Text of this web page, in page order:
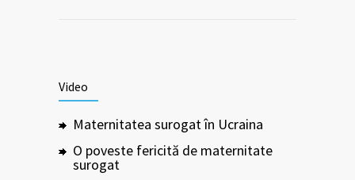
Video
Maternitatea surogat în Ucraina
O poveste fericită de maternitate
surogat